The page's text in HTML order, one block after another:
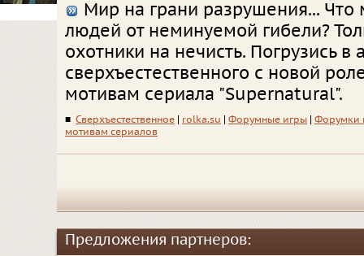
Мир на грани разрушения... Что
людей от неминуемой гибели?
охотники на нечисть. Погрузись в
сверхъестественного с новой
мотивам сериала "Supernatural".
■ Сверхъестественное rolka.su Форумные игры
Форумки
мотивам сериалов
Предложения партнеров: